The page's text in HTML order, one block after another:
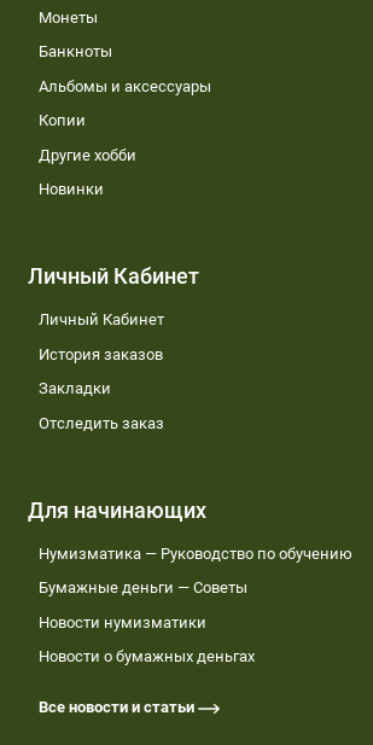
Монеты
Банкноты
Альбомы и аксессуары
Копии
Другие хобби
Новинки
Личный Кабинет
Личный Кабинет
История заказов
Закладки
Отследить заказ
Для начинающих
Нумизматика — Руководство по обучению
Бумажные деньги — Советы
Новости нумизматики
Новости о бумажных деньгах
Все новости и статьи